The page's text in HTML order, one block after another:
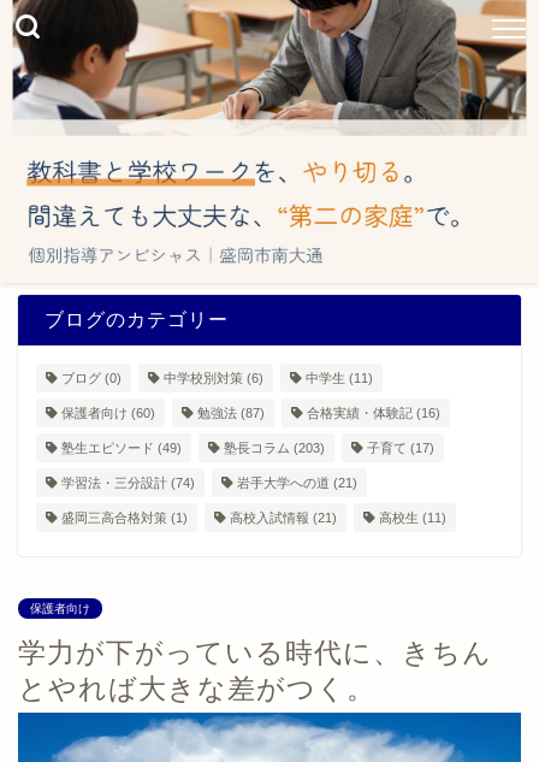
ブログのカテゴリー
ブログ (0) 中学校別対策 (6) 中学生 (11)
保護者向け (60) 勉強法 (87) 合格実績・体験記 (16)
塾生エピソード (49) 塾長コラム (203) 子育て (17)
学習法・三分設計 (74) 岩手大学への道 (21)
盛岡三高合格対策 (1) 高校入試情報 (21) 高校生 (11)
保護者向け
学力が下がっている時代に、きちん
とやれば大きな差がつく。